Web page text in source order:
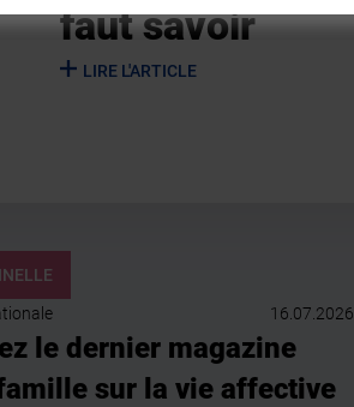
faut savoir
LIRE L'ARTICLE
16.07.2026
le dernier magazine
sur la vie affective